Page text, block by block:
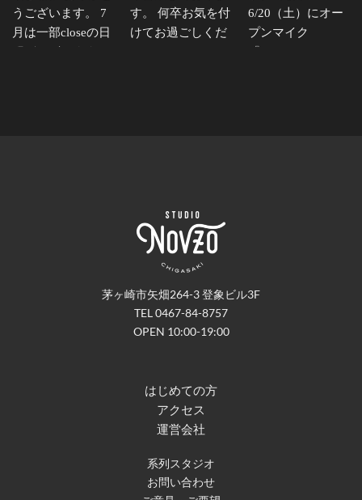
茅ヶ崎市矢畑264-3 登象ビル3F
TEL 0467-84-8757
OPEN 10:00-19:00
はじめての方
アクセス
運営会社
系列スタジオ
お問い合わせ